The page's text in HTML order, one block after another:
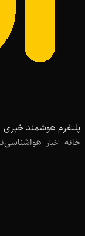
پلتفرم هوشمند خبری
خانه اخبار هواشناسی